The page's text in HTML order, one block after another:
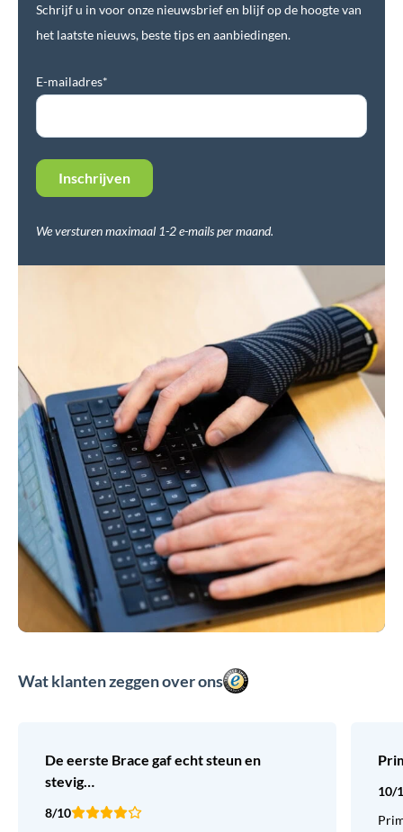
Schrijf u in voor onze nieuwsbrief en blijf op de hoogte van
het laatste nieuws, beste tips en aanbiedingen.
E-mailadres*
We versturen maximaal 1-2 e-mails per maand.
Wat klanten zeggen over ons
De eerste Brace gaf echt steun en
stevig…
8/10
10/